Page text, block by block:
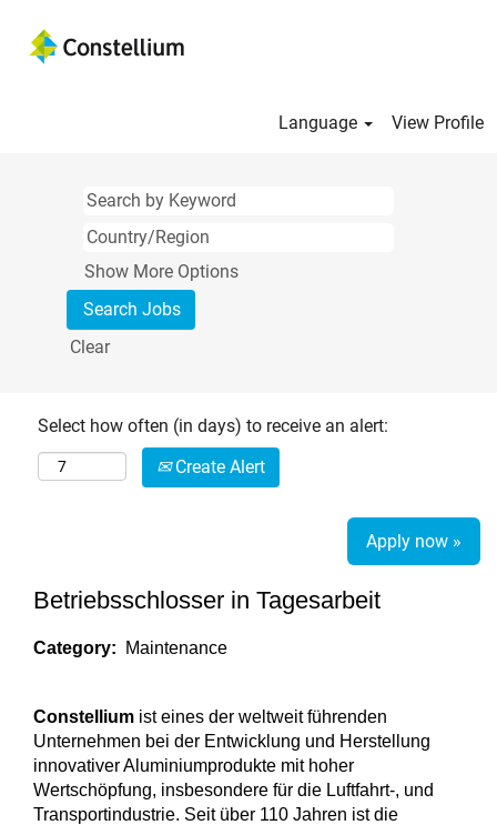
Language View Profile
Show More Options
Clear
Select how often (in days) to receive an alert:
Create Alert
Apply now »
Betriebsschlosser in Tagesarbeit
Category: Maintenance
Constellium ist eines der weltweit führenden
Unternehmen bei der Entwicklung und Herstellung
innovativer Aluminiumprodukte mit hoher
Wertschöpfung, insbesondere für die Luftfahrt-, und
Transportindustrie. Seit über 110 Jahren ist die